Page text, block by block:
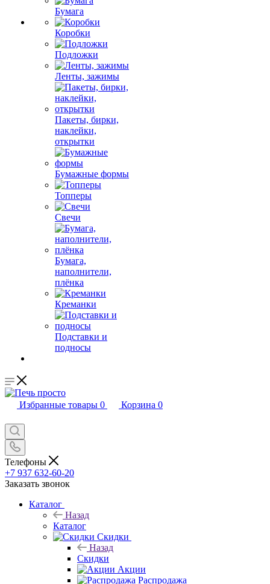
Бумага
Коробки
Подложки
Ленты, зажимы
Пакеты, бирки,
наклейки,
открытки
Бумажные формы
Топперы
Свечи
Бумага,
наполнители,
плёнка
Креманки
Подставки и
подносы
Избранные товары 0 Корзина 0
Телефоны
+7 937 632-60-20
Заказать звонок
Каталог
Назад
Каталог
Скидки
Назад
Скидки
Акции
Распродажа